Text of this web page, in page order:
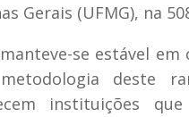
Gerais (UFMG), na
se estável em
deste
instituições